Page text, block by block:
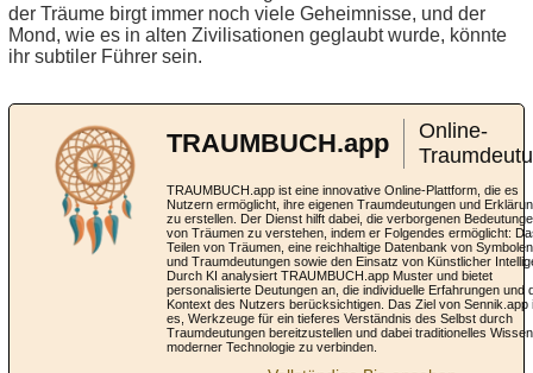
der Träume birgt immer noch viele Geheimnisse, und der
Mond, wie es in alten Zivilisationen geglaubt wurde, könnte
ihr subtiler Führer sein.
TRAUMBUCH.app
Online-
TRAUMBUCH.app ist eine innovative Online-Plattform, die es
Nutzern ermöglicht, ihre eigenen Traumdeutungen und
zu erstellen. Der Dienst hilft dabei, die verborgenen
von Träumen zu verstehen, indem er Folgendes ermöglicht:
Teilen von Träumen, eine reichhaltige Datenbank von Symbolen
und Traumdeutungen sowie den Einsatz von Künstlicher
Durch KI analysiert TRAUMBUCH.app Muster und bietet
personalisierte Deutungen an, die individuelle Erfahrungen und
Kontext des Nutzers berücksichtigen. Das Ziel von Sennik.app
es, Werkzeuge für ein tieferes Verständnis des Selbst durch
Traumdeutungen bereitzustellen und dabei traditionelles
moderner Technologie zu verbinden.